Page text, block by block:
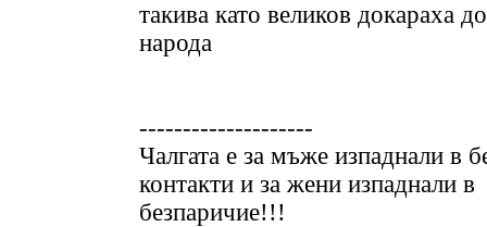
такива като великов докараха
народа
--------------------
Чалгата е за мъже изпаднали в
контакти и за жени изпаднали в
безпаричие!!!